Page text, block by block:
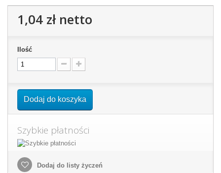
1,04 złnetto
Ilość
Dodaj do koszyka
Szybkie płatności
Dodaj do listy życzeń